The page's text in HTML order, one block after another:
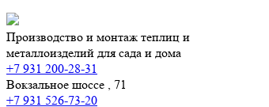
Производство и монтаж теплиц и
металлоизделий для сада и дома
+7 931 200-28-31
Вокзальное шоссе , 71
+7 931 526-73-20